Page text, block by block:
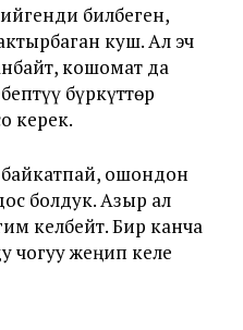
билбеген,
куш. Ал эч
кошомат да
бүркүттөр
керек.
ошондон
болдук. Азыр ал
келбейт. Бир канча
чогуу жеңип келе